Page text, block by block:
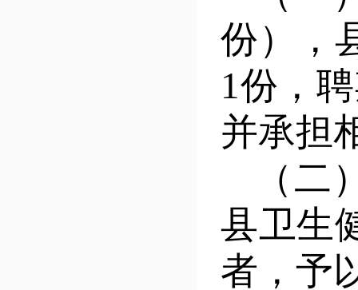
份），
1份，
并承担
（
县卫生
者 ，予